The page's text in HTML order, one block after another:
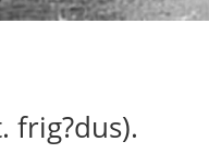
frig?dus).